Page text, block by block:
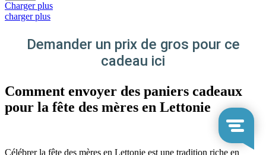
Charger plus
charger plus
Demander un prix de gros pour ce
cadeau ici
Comment envoyer des paniers cadeaux
pour la fête des mères en Lettonie
Célébrer la fête des mères en Lettonie est une tradition riche en